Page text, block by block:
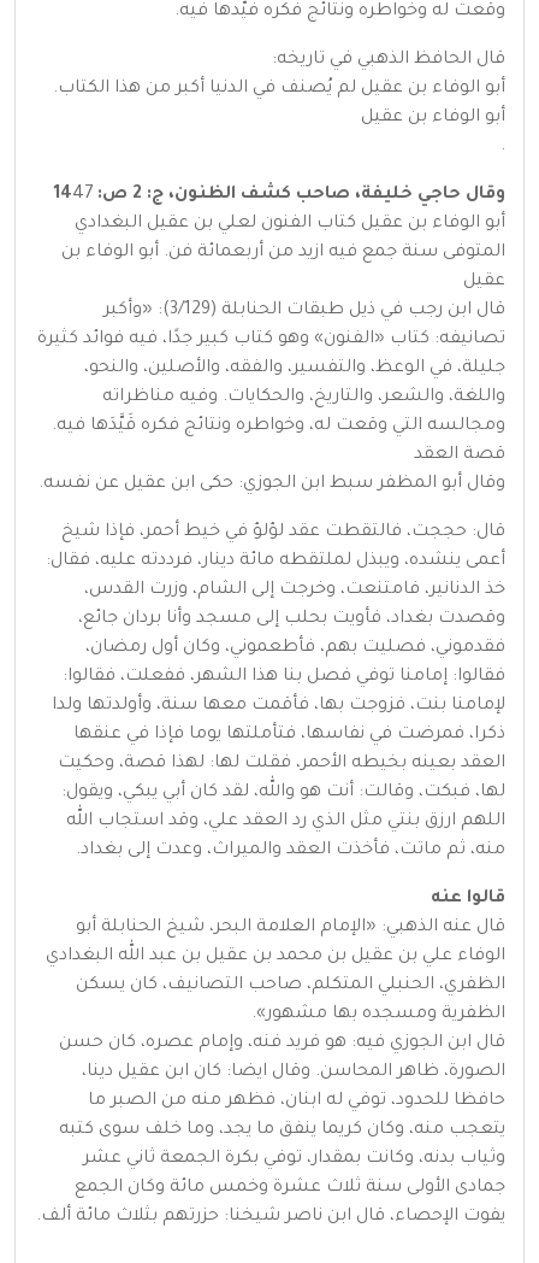
وقعت له وخواطره ونتائج فكره فيَّدها فيه.
قال الحافظ الذهبي في تاريخه:
أبو الوفاء بن عقيل لم يُصنف في الدنيا أكبر من هذا الكتاب.
أبو الوفاء بن عقيل
.
وقال حاجي خليفة، صاحب كشف الظنون، ج: 2 ص: 14
47
أبو الوفاء بن عقيل كتاب الفنون لعلي بن عقيل البغدادي
المتوفى سنة جمع فيه ازيد من أربعمائة فن. أبو الوفاء بن
عقيل
قال ابن رجب في ذيل طبقات الحنابلة (3/129): «وأكبر
تصانيفه: كتاب «الفنون» وهو كتاب كبير جدًا، فيه فوائد كثيرة
جليلة، في الوعظ، والتفسير، والفقه، والأصلين، والنحو،
واللغة، والشعر، والتاريخ، والحكايات. وفيه مناظراته
ومجالسه التي وقعت له، وخواطره ونتائج فكره قَيَّدَها فيه.
قصة العقد
وقال أبو المظفر سبط ابن الجوزي: حكى ابن عقيل عن نفسه.
قال: حججت، فالتقطت عقد لؤلؤ في خيط أحمر، فإذا شيخ
أعمى ينشده، ويبذل لملتقطه مائة دينار، فرددته عليه، فقال:
خذ الدنانير، فامتنعت، وخرجت إلى الشام، وزرت القدس،
وقصدت بغداد، فأويت بحلب إلى مسجد وأنا بردان جائع،
فقدموني، فصليت بهم، فأطعموني، وكان أول رمضان،
فقالوا: إمامنا توفي فصل بنا هذا الشهر، ففعلت، فقالوا:
لإمامنا بنت، فزوجت بها، فأقمت معها سنة، وأولدتها ولدا
ذكرا، فمرضت في نفاسها، فتأملتها يوما فإذا في عنقها
العقد بعينه بخيطه الأحمر، فقلت لها: لهذا قصة، وحكيت
لها، فبكت، وقالت: أنت هو والله، لقد كان أبي يبكي، ويقول:
اللهم ارزق بنتي مثل الذي رد العقد علي، وقد استجاب الله
منه، ثم ماتت، فأخذت العقد والميراث، وعدت إلى بغداد.
قالوا عنه
قال عنه الذهبي: «الإمام العلامة البحر، شيخ الحنابلة أبو
الوفاء علي بن عقيل بن محمد بن عقيل بن عبد الله البغدادي
الظفري، الحنبلي المتكلم، صاحب التصانيف، كان يسكن
الظفرية ومسجده بها مشهور».
قال ابن الجوزي فيه: هو فريد فنه، وإمام عصره، كان حسن
الصورة، ظاهر المحاسن. وقال ايضا: كان ابن عقيل دينا،
حافظا للحدود، توفي له ابنان، فظهر منه من الصبر ما
يتعجب منه، وكان كريما ينفق ما يجد، وما خلف سوى كتبه
وثياب بدنه، وكانت بمقدار، توفي بكرة الجمعة ثاني عشر
جمادى الأولى سنة ثلاث عشرة وخمس مائة وكان الجمع
يفوت الإحصاء، قال ابن ناصر شيخنا: حزرتهم بثلاث مائة ألف.